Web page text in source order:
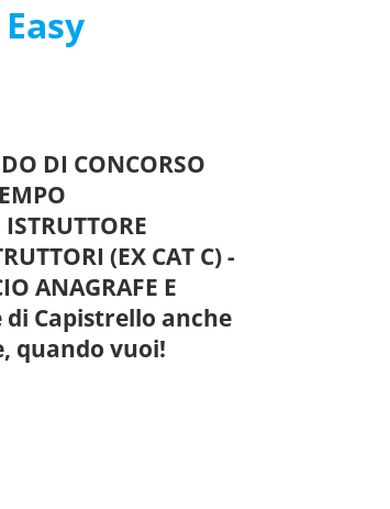
DI CONCORSO
(EX CAT C) -
ANAGRAFE E
di Capistrello anche
quando vuoi!